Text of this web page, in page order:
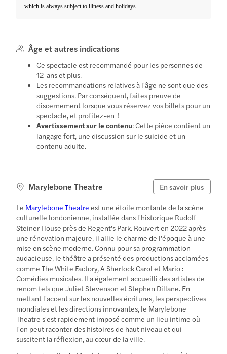
which is always subject to illness and holidays.
Âge et autres indications
Ce spectacle est recommandé pour les personnes de
12 ans et plus.
Les recommandations relatives à l'âge ne sont que des
suggestions. Par conséquent, faites preuve de
discernement lorsque vous réservez vos billets pour un
spectacle, et profitez-en !
Avertissement sur le contenu: Cette pièce contient un
langage fort, une discussion sur le suicide et un
contenu adulte.
Marylebone Theatre En savoir plus
Le Marylebone Theatre est une étoile montante de la scène
culturelle londonienne, installée dans l'historique Rudolf
Steiner House près de Regent's Park. Rouvert en 2022 après
une rénovation majeure, il allie le charme de l'époque à une
mise en scène moderne. Connu pour sa programmation
audacieuse, le théâtre a présenté des productions acclamées
comme The White Factory, A Sherlock Carol et Mario :
Comédies musicales. Il a également accueilli des artistes de
renom tels que Juliet Stevenson et Stephen Dillane. En
mettant l'accent sur les nouvelles écritures, les perspectives
mondiales et les directions innovantes, le Marylebone
Theatre s'est rapidement imposé comme un lieu intime où
l'on peut raconter des histoires de haut niveau et qui
suscitent la réflexion, au cœur de la ville.